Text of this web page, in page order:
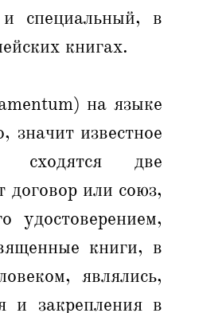
специальный, в
книгах.
на языке
значит известное
сходятся две
или союз,
книги, в
являлись,
и закрепления в